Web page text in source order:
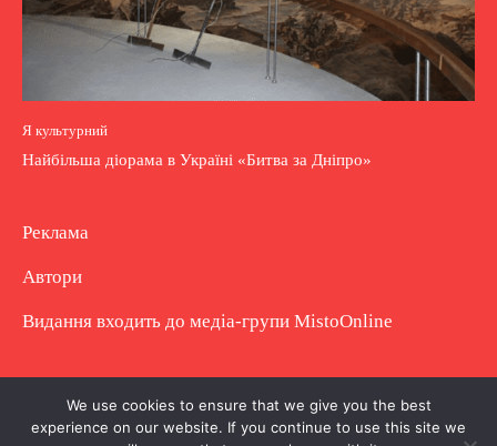
Я культурний
Найбільша діорама в Україні «Битва за Дніпро»
Реклама
Автори
Видання входить до медіа-групи MistoOnline
Copyright © Повне використання матеріалу
заборонено. Частково можна з гіперпосиланням.
We use cookies to ensure that we give you the best
experience on our website. If you continue to use this site we